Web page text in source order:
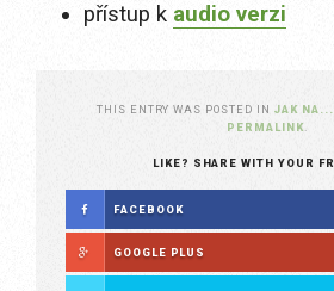
přístup k audio verzi
THIS ENTRY WAS POSTED IN JAK NA...
PERMALINK
LIKE? SHARE WITH YOUR
FACEBOOK
GOOGLE PLUS